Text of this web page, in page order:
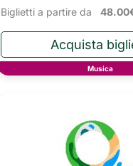
Biglietti a partire da
Musica